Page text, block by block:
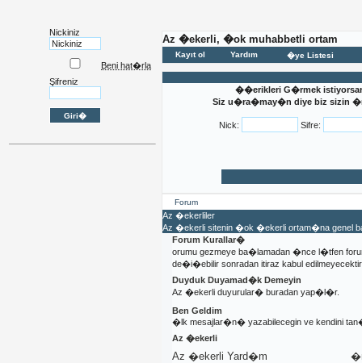
Nickiniz
Beni hat�rla
Şifreniz
Az �ekerli, �ok muhabbetli ortam
Kayıt ol Yardım �ye Listesi
��erikleri G�rmek
Siz u�ra�may�n diye biz sizin
Nick: Sifre:
Forum
Az �ekerliler
Az �ekerli sitenin �ok �ekerli ortam�na genel
Forum Kurallar�
orumu gezmeye ba�lamadan �nce l�tfen
de�i�ebilir sonradan itiraz kabul
Duyduk Duyamad�k Demeyin
Az �ekerli duyurular� buradan yap�l�r.
Ben Geldim
�lk mesajlar�n� yazabilecegin ve kendini
Az �ekerli
Az �ekerli Yard�m